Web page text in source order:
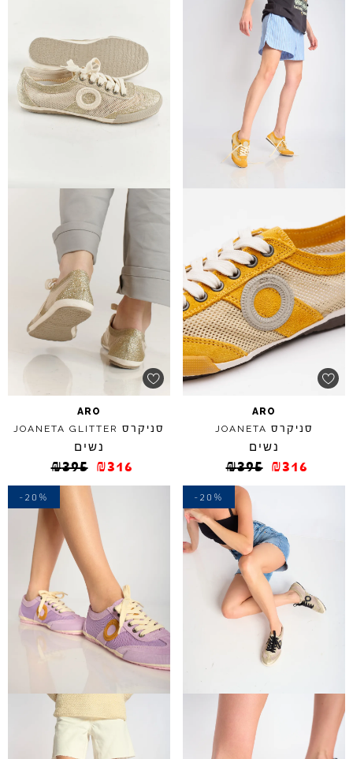
ARO
סניקרס JOANETA
נשים
₪395 ₪316
ARO
סניקרס JOANETA GLITTER
נשים
₪395 ₪316
-20%
-20%